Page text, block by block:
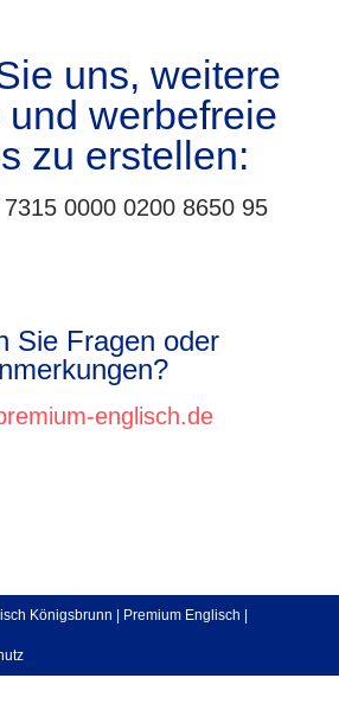
uns, weitere
und werbefreie
zu erstellen:
0000 0200 8650 95
Sie Fragen oder
englisch.de
Königsbrunn | Premium Englisch